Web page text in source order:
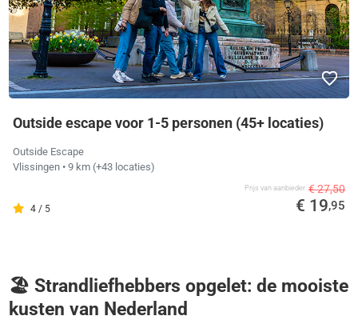
Outside escape voor 1-5 personen (45+ locaties)
Outside Escape
Vlissingen • 9 km (+43 locaties)
4 / 5
Prijs van aanbieder € 27,50
€ 19,95
🏖️ Strandliefhebbers opgelet: de mooiste
kusten van Nederland